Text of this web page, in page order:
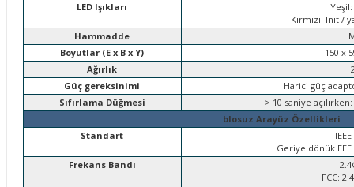
LED Işıkları
Yeşil:
Kırmızı: Init /
Hammadde
Boyutlar (E x B x Y)
150 x
Ağırlık
Güç gereksinimi
Harici güç
Sıfırlama Düğmesi
> 10 saniye
blosuz Arayüz Özellikleri
Standart
Geriye dönük
Frekans Bandı
FCC: